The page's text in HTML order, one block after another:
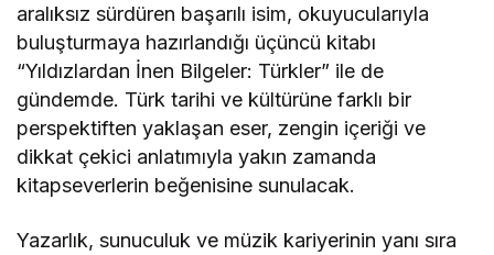
aralıksız sürdüren başarılı isim, okuyucularıyla
buluşturmaya hazırlandığı üçüncü kitabı
“Yıldızlardan İnen Bilgeler: Türkler” ile de
gündemde. Türk tarihi ve kültürüne farklı bir
perspektiften yaklaşan eser, zengin içeriği ve
dikkat çekici anlatımıyla yakın zamanda
kitapseverlerin beğenisine sunulacak.
Yazarlık, sunuculuk ve müzik kariyerinin yanı sıra